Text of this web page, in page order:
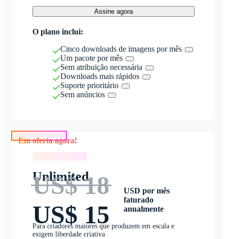
Assine agora
O plano inclui:
Cinco downloads de imagens por mês
Um pacote por mês
Sem atribuição necessária
Downloads mais rápidos
Suporte prioritário
Sem anúncios
Unlimited
US$ 18
US$ 15
USD por mês
faturado
anualmente
Para criadores maiores que produzem em escala e
exigem liberdade criativa